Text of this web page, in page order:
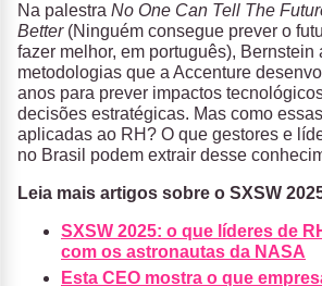
Na palestra No One Can Tell The
Better (Ninguém consegue prever o
fazer melhor, em português), Bernstein
metodologias que a Accenture
anos para prever impactos
decisões estratégicas. Mas como
aplicadas ao RH? O que gestores e
no Brasil podem extrair desse
Leia mais artigos sobre o SXSW
SXSW 2025: o que líderes de
com os astronautas da NASA
Esta CEO mostra o que